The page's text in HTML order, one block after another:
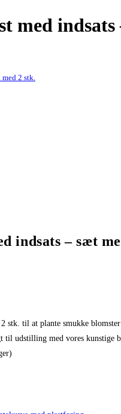
med indsats
2 stk.
indsats – sæt
stk. til at plante smukke
udstilling med vores kunstige